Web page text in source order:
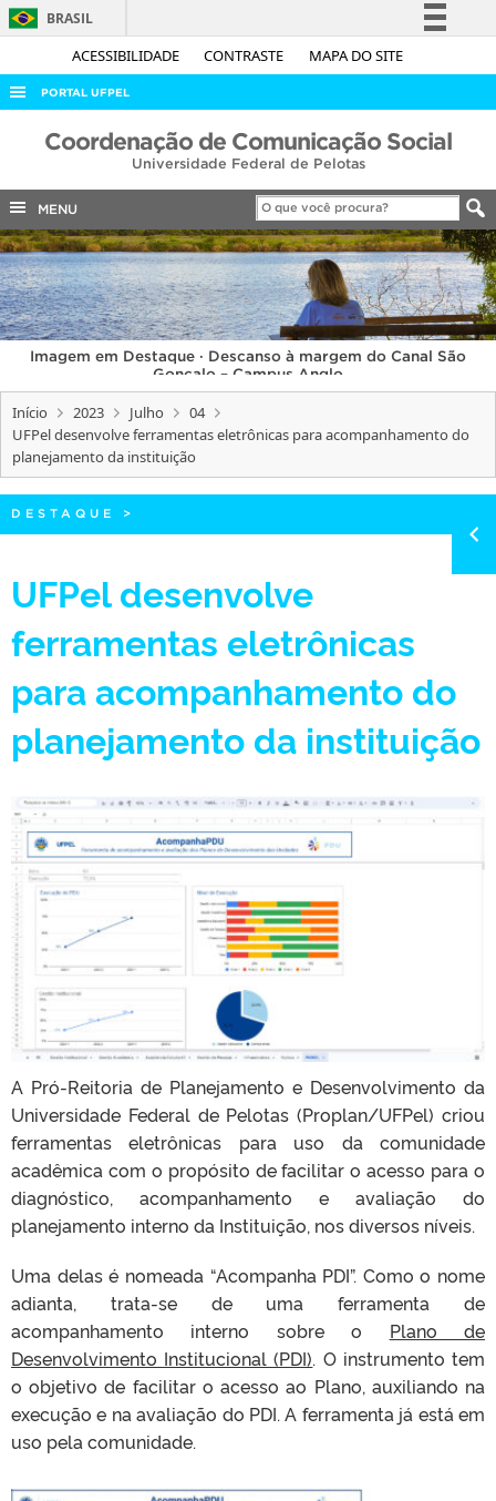
ACESSIBILIDADE CONTRASTE MAPA DO SITE
BRASIL
Simplifique!
Acesso à informação
Legislação
Canais
PORTAL UFPEL
ACESSO À INFORMAÇÃO
COBALTO
CONCURSOS
EDITAIS
INTERNACIONAL
OUVIDORIA
PORTARIAS
TELEFONES
Coordenação de Comunicação Social
Universidade Federal de Pelotas
MENU
Imagem em Destaque · Descanso à margem do Canal São
Gonçalo – Campus Anglo
Início 2023 Julho
04
UFPel desenvolve ferramentas eletrônicas para acompanhamento do
planejamento da instituição
DESTAQUE >
UFPel desenvolve
ferramentas eletrônicas
para acompanhamento do
planejamento da instituição
A Pró-Reitoria de Planejamento e Desenvolvimento da
Universidade Federal de Pelotas (Proplan/UFPel) criou
ferramentas eletrônicas para uso da comunidade
acadêmica com o propósito de facilitar o acesso para o
diagnóstico, acompanhamento e avaliação do
planejamento interno da Instituição, nos diversos níveis.
Uma delas é nomeada “Acompanha PDI”. Como o nome
adianta, trata-se de uma ferramenta de
acompanhamento interno sobre o Plano de
Desenvolvimento Institucional (PDI). O instrumento tem
o objetivo de facilitar o acesso ao Plano, auxiliando na
execução e na avaliação do PDI. A ferramenta já está em
uso pela comunidade.